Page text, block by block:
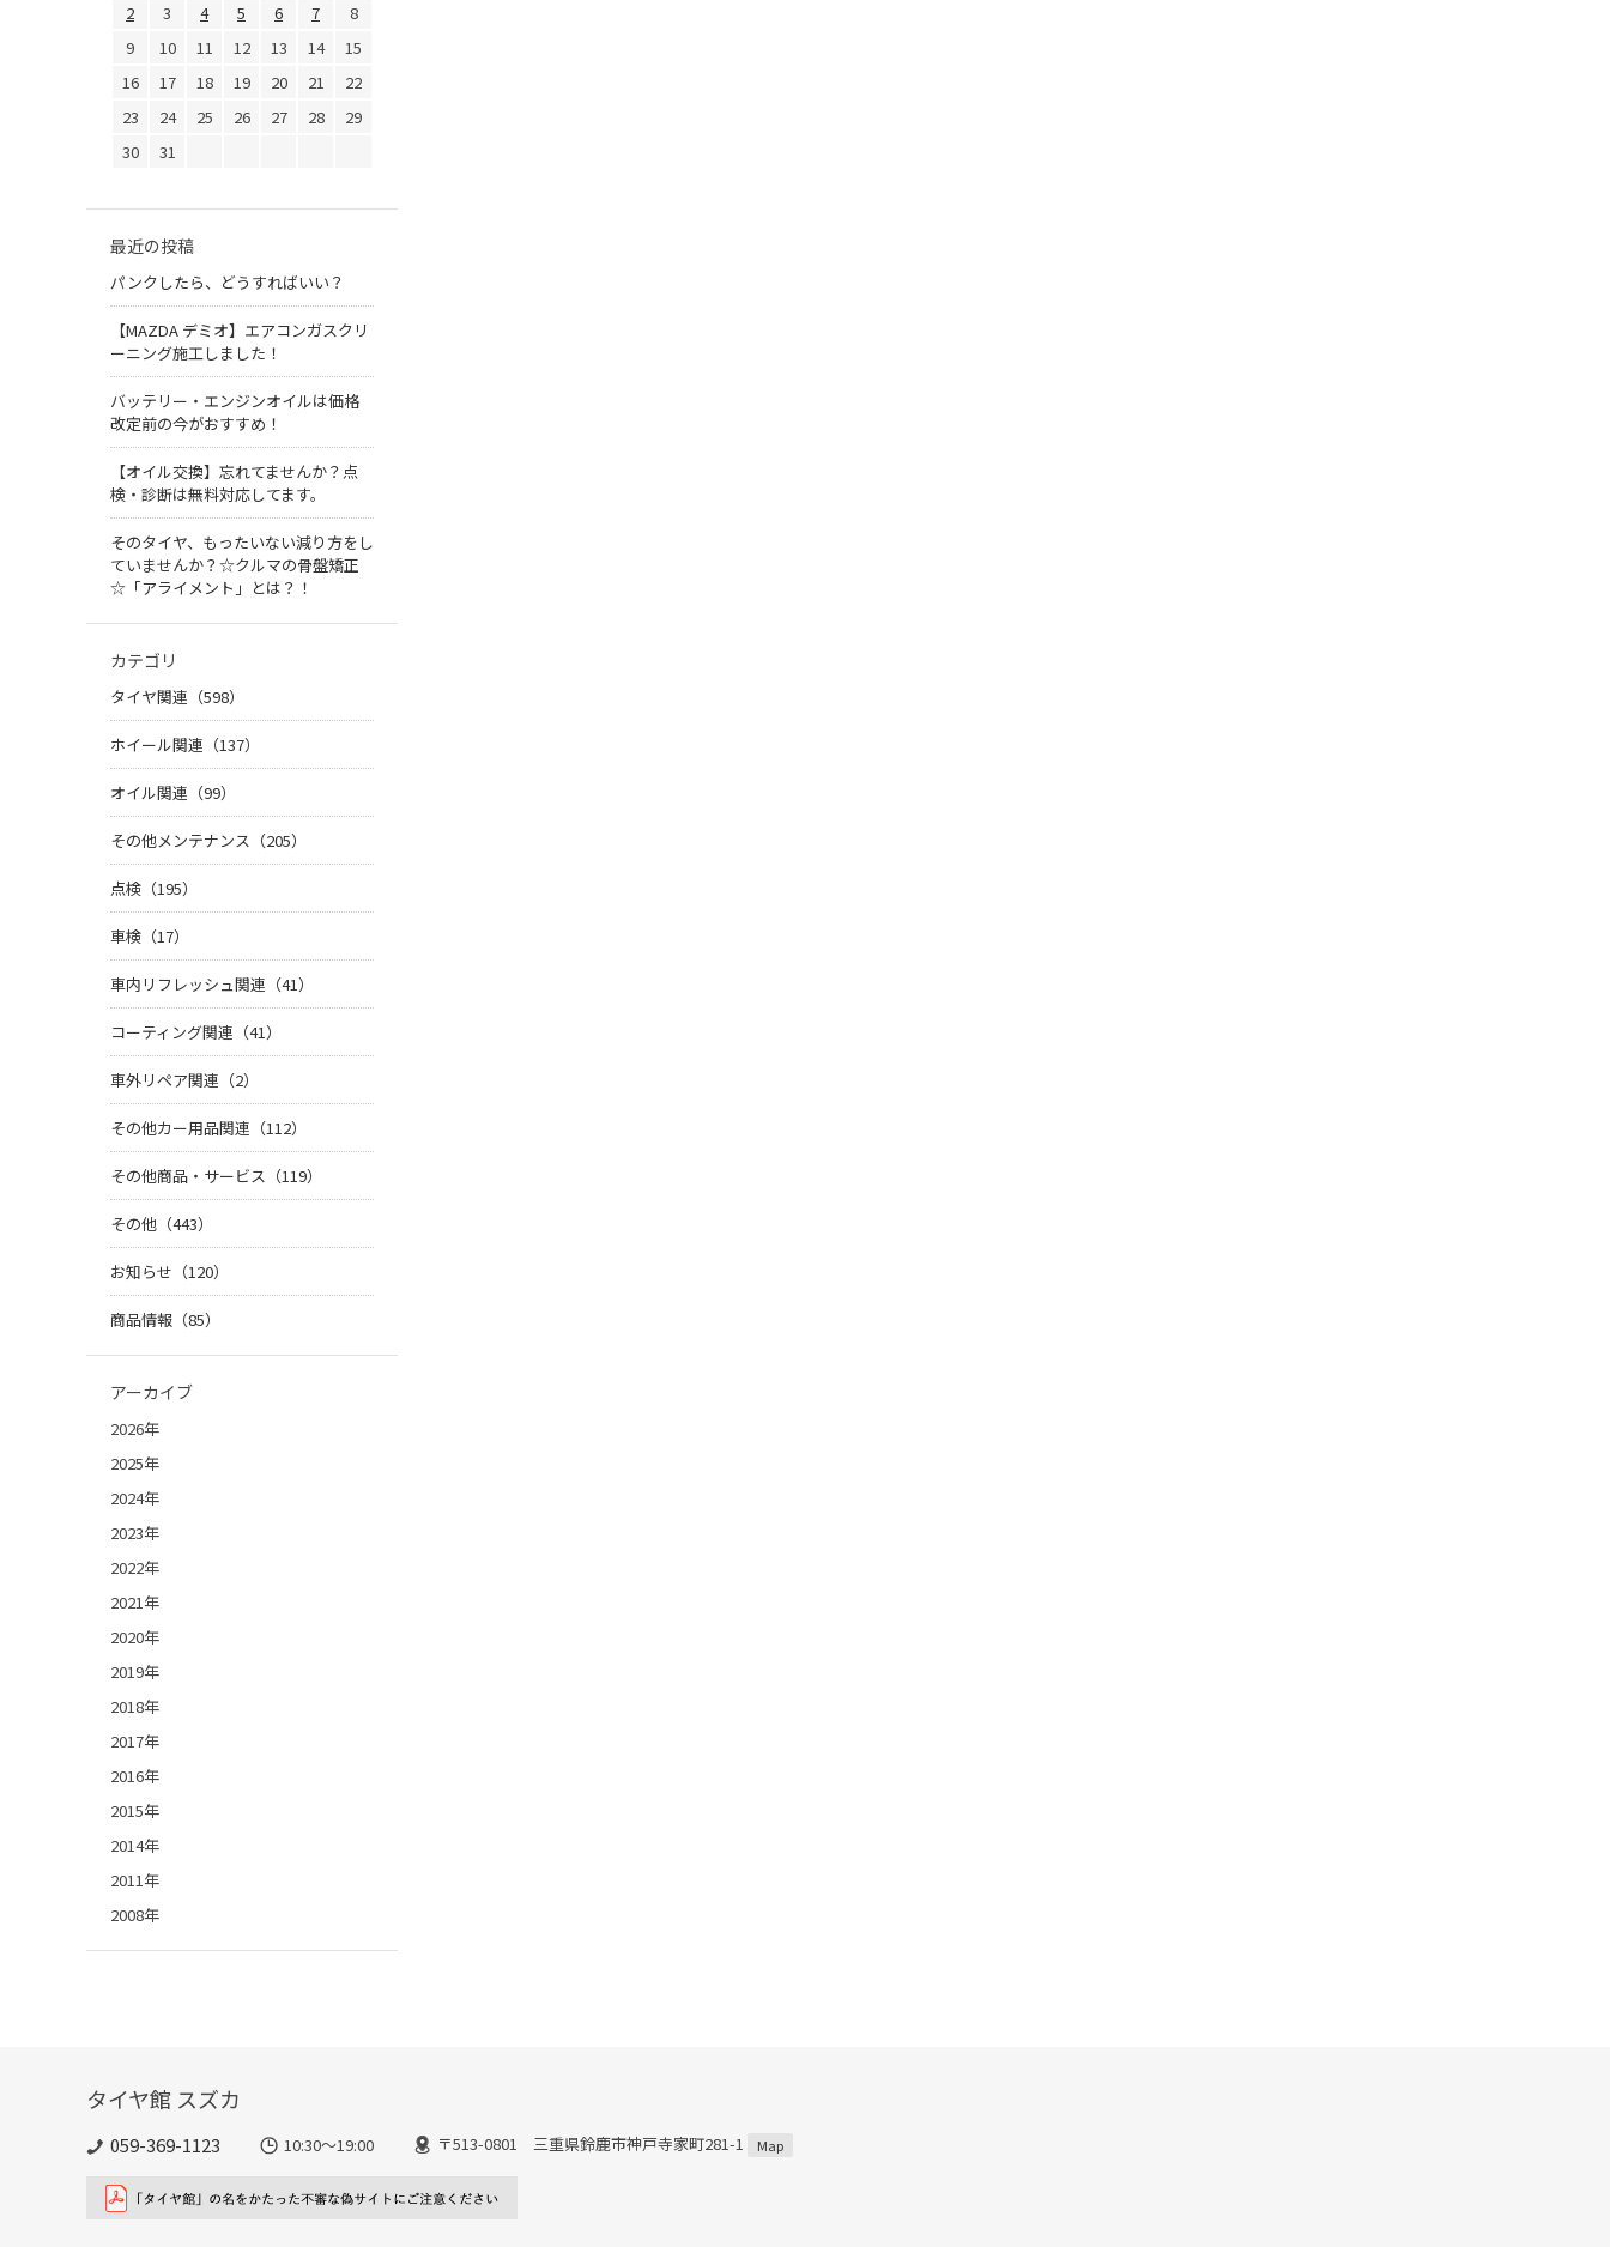
2
3 4 5 6 7
8
9
10 11 12 13 14
15
16
17 18 19 20 21
22
23
24 25 26 27 28
29
30
31
最近の投稿
パンクしたら、どうすればいい？
【MAZDA デミオ】エアコンガスクリ
ーニング施工しました！
バッテリー・エンジンオイルは価格
改定前の今がおすすめ！
【オイル交換】忘れてませんか？点
検・診断は無料対応してます。
そのタイヤ、もったいない減り方をし
ていませんか？☆クルマの骨盤矯正
☆「アライメント」とは？！
カテゴリ
タイヤ関連（598）
ホイール関連（137）
オイル関連（99）
その他メンテナンス（205）
点検（195）
車検（17）
車内リフレッシュ関連（41）
コーティング関連（41）
車外リペア関連（2）
その他カー用品関連（112）
その他商品・サービス（119）
その他（443）
お知らせ（120）
商品情報（85）
アーカイブ
2026年
2025年
2024年
2023年
2022年
2021年
2020年
2019年
2018年
2017年
2016年
2015年
2014年
2011年
2008年
タイヤ館 スズカ
059-369-1123 10:30～19:00 〒513-0801 三重県鈴鹿市神戸寺家町281-1 Map